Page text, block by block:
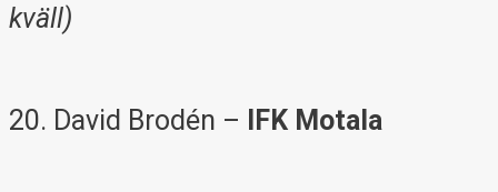
kväll)
20. David Brodén – IFK Motala